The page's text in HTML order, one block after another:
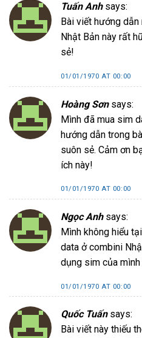
Tuấn Anh says:
Bài viết hướng
Nhật Bản này rất
sẻ!
01/01/1970 AT 00:00
Hoàng Sơn says:
Mình đã mua sim
hướng dẫn trong
suôn sẻ. Cảm ơn
ích này!
01/01/1970 AT 00:00
Ngọc Anh says:
Mình không hiểu
data ở combini
dụng sim của
01/01/1970 AT 00:00
Quốc Tuấn says:
Bài viết này thiếu